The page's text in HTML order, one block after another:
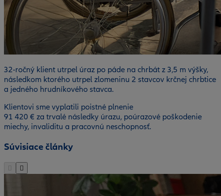
32-ročný klient utrpel úraz po páde na chrbát z 3,5 m výšky,
následkom ktorého utrpel zlomeninu 2 stavcov krčnej chrbtice
a jedného hrudníkového stavca.
Klientovi sme vyplatili poistné plnenie
91 420 € za trvalé následky úrazu, poúrazové poškodenie
miechy, invaliditu a pracovnú neschopnosť.
Súvisiace články